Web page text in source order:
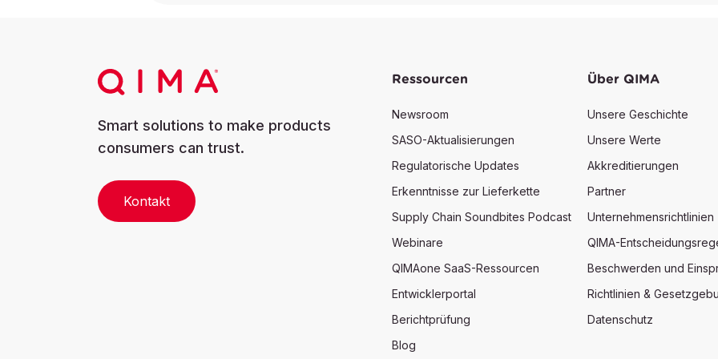
Smart solutions to make products
consumers can trust.
Kontakt
Ressourcen
Newsroom
SASO-Aktualisierungen
Regulatorische Updates
Erkenntnisse zur Lieferkette
Supply Chain Soundbites Podcast
Webinare
QIMAone SaaS-Ressourcen
Entwicklerportal
Berichtprüfung
Blog
Über QIMA
Unsere Geschichte
Unsere Werte
Akkreditierungen
Partner
Unternehmensrichtlinien
QIMA-
Beschwerden und
Richtlinien &
Datenschutz